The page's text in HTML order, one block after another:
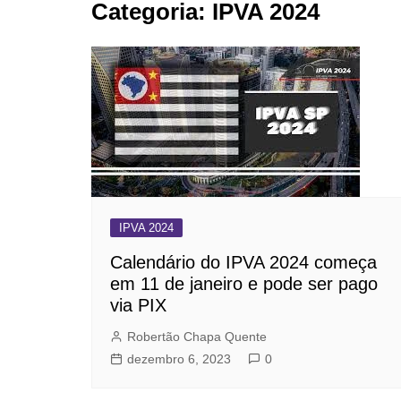
ESTIVA
JUNDIAÍ
LIMEIRA
MOGI
Categoria: IPVA 2024
IPVA 2024
Calendário do IPVA 2024 começa
em 11 de janeiro e pode ser pago
via PIX
Robertão Chapa Quente
dezembro 6, 2023
0